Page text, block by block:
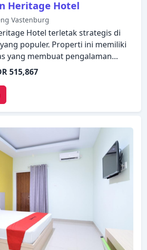
Heritage Hotel
Vastenburg
Hotel terletak strategis di
populer. Properti ini memiliki
yang membuat pengalaman
Resepsionis 24
barang, Wi-fi di tempat umum,
layanan kamar hanyalah
fasilitas yang ditawarkan.
dan didekorasi untuk
seperti di rumah dan
dilengkapi dengan televisi layar
- WiFi, akses internet WiFi
bangun pagi. Akses ke taman
kepuasan menginap
Anda mengunjungi Solo
Sinten Heritage Hotel akan
langsung merasa seperti di rumah.
515,867